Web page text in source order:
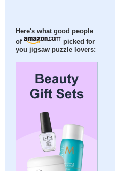
Here's what good people
of
picked for
you jigsaw puzzle lovers: